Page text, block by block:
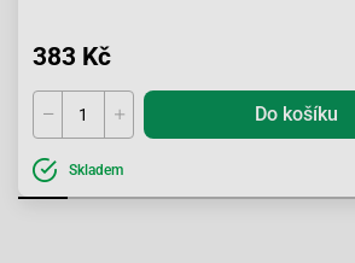
383 Kč
Do košíku
Skladem